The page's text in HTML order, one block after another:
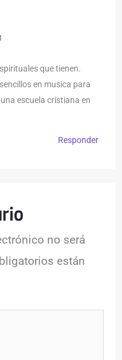
que tienen.
en musica para
escuela cristiana en
Responder
no será
están